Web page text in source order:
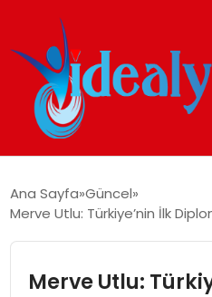
EKONOMI
Ana Sayfa Güncel
Merve Utlu: Türkiye’nin İlk
Merve Utlu: